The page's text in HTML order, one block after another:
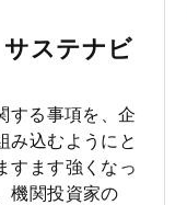
ステナビ
する事項を、企
み込むようにと
すます強くなっ
機関投資家の